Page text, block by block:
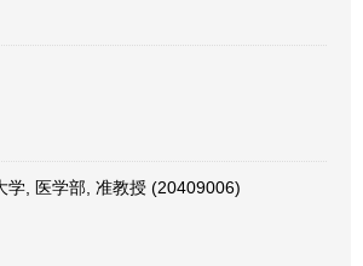
学, 医学部, 准教授 (20409006)